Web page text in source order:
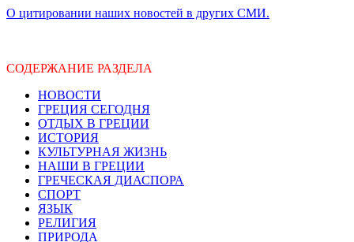
О цитировании наших новостей в других СМИ.
СОДЕРЖАНИЕ РАЗДЕЛА
НОВОСТИ
ГРЕЦИЯ СЕГОДНЯ
ОТДЫХ В ГРЕЦИИ
ИСТОРИЯ
КУЛЬТУРНАЯ ЖИЗНЬ
НАШИ В ГРЕЦИИ
ГРЕЧЕСКАЯ ДИАСПОРА
СПОРТ
ЯЗЫК
РЕЛИГИЯ
ПРИРОДА